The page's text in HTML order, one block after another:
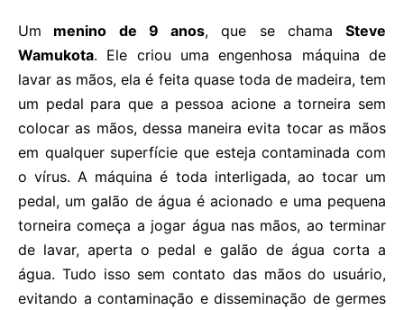
Um menino de 9 anos, que se chama Steve
Wamukota. Ele criou uma engenhosa máquina de
lavar as mãos, ela é feita quase toda de madeira, tem
um pedal para que a pessoa acione a torneira sem
colocar as mãos, dessa maneira evita tocar as mãos
em qualquer superfície que esteja contaminada com
o vírus. A máquina é toda interligada, ao tocar um
pedal, um galão de água é acionado e uma pequena
torneira começa a jogar água nas mãos, ao terminar
de lavar, aperta o pedal e galão de água corta a
água. Tudo isso sem contato das mãos do usuário,
evitando a contaminação e disseminação de germes